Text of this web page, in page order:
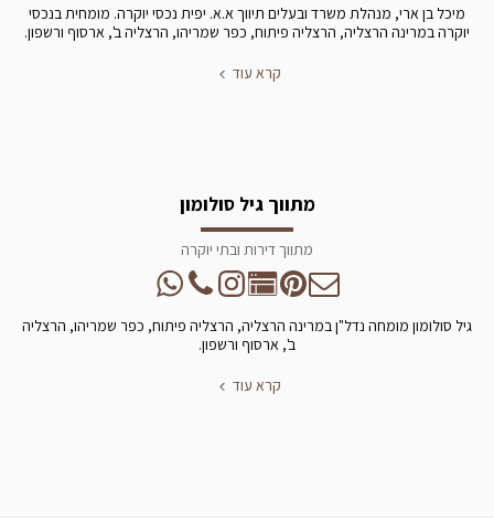
מיכל בן ארי, מנהלת משרד ובעלים תיווך א.א. יפית נכסי יוקרה. מומחית בנכסי
יוקרה במרינה הרצליה, הרצליה פיתוח, כפר שמריהו, הרצליה ב', ארסוף ורשפון.
קרא עוד
מתווך גיל סולומון
מתווך דירות ובתי יוקרה
גיל סולומון מומחה נדל"ן במרינה הרצליה, הרצליה פיתוח, כפר שמריהו, הרצליה
ב', ארסוף ורשפון.
קרא עוד